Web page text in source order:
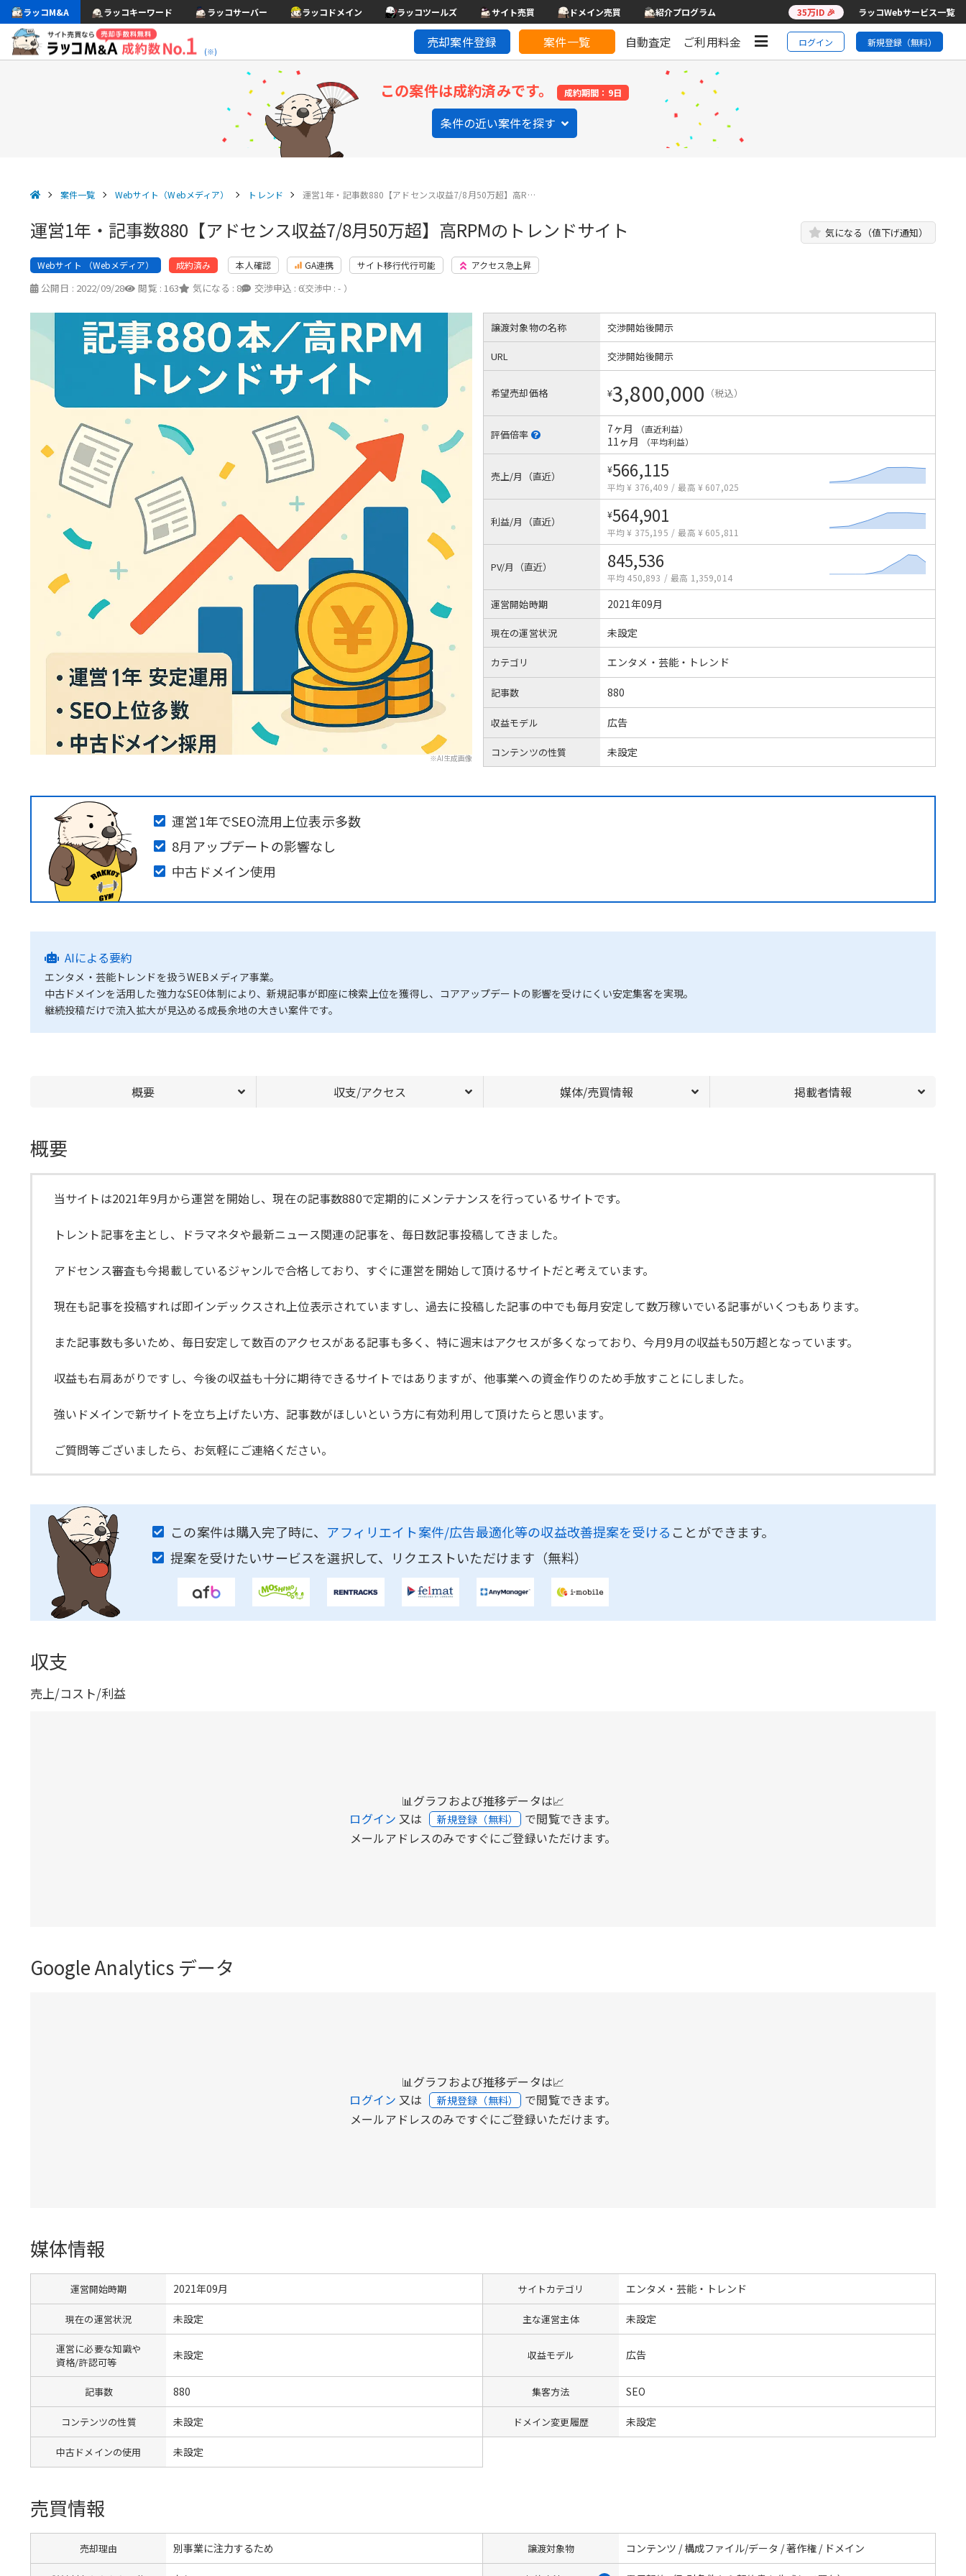
ラッコM&A ラッコキーワード ラッコサーバー ラッコドメイン ラッコツールズ サイト売買 ドメイン売買 紹介プログラム 35万ID 🎉 ラッコWebサービス一覧
(※)
売却案件登録 案件一覧 自動査定 ご利用料金 ログイン 新規登録（無料）
この案件は成約済みです。 成約期間：9日
条件の近い案件を探す
案件一覧 Webサイト（Webメディア） トレンド 運営1年・記事数880【アドセンス収益7/8月50万超】高R…
運営1年・記事数880【アドセンス収益7/8月50万超】高RPMのトレンドサイト 気になる（値下げ通知）
Webサイト （Webメディア） 成約済み 本人確認 GA連携 サイト移行代行可能 アクセス急上昇
公開日 : 2022/09/28 閲覧 : 163 気になる : 8 交渉申込 : 6
（交渉中 : - ）
※AI生成画像
譲渡対象物の名称 交渉開始後開示
URL 交渉開始後開示
希望売却価格 ¥3,800,000 （税込）
評価倍率 7ヶ月 （直近利益）
11ヶ月 （平均利益）
売上/月（直近）
¥566,115
平均 ¥ 376,409 / 最高 ¥ 607,025
利益/月（直近）
¥564,901
平均 ¥ 375,195 / 最高 ¥ 605,811
PV/月（直近） 845,536
平均 450,893 / 最高 1,359,014
運営開始時期 2021年09月
現在の運営状況 未設定
カテゴリ エンタメ・芸能・トレンド
記事数 880
収益モデル 広告
コンテンツの性質 未設定
運営1年でSEO流用上位表示多数
8月アップデートの影響なし
中古ドメイン使用
AIによる要約
エンタメ・芸能トレンドを扱うWEBメディア事業。
中古ドメインを活用した強力なSEO体制により、新規記事が即座に検索上位を獲得し、コアアップデートの影響を受けにくい安定集客を実現。
継続投稿だけで流入拡大が見込める成長余地の大きい案件です。
概要 収支/アクセス 媒体/売買情報 掲載者情報
概要
当サイトは2021年9月から運営を開始し、現在の記事数880で定期的にメンテナンスを行っているサイトです。
トレント記事を主とし、ドラマネタや最新ニュース関連の記事を、毎日数記事投稿してきました。
アドセンス審査も今掲載しているジャンルで合格しており、すぐに運営を開始して頂けるサイトだと考えています。
現在も記事を投稿すれば即インデックスされ上位表示されていますし、過去に投稿した記事の中でも毎月安定して数万稼いでいる記事がいくつもあります。
また記事数も多いため、毎日安定して数百のアクセスがある記事も多く、特に週末はアクセスが多くなっており、今月9月の収益も50万超となっています。
収益も右肩あがりですし、今後の収益も十分に期待できるサイトではありますが、他事業への資金作りのため手放すことにしました。
強いドメインで新サイトを立ち上げたい方、記事数がほしいという方に有効利用して頂けたらと思います。
ご質問等ございましたら、お気軽にご連絡ください。
この案件は購入完了時に、 アフィリエイト案件/広告最適化等の収益改善提案を受ける ことができます。
提案を受けたいサービスを選択して、リクエストいただけます（無料）
収支
売上/コスト/利益
📊グラフおよび推移データは📈
ログイン 又は 新規登録（無料） で閲覧できます。
メールアドレスのみですぐにご登録いただけます。
Google Analytics データ
📊グラフおよび推移データは📈
ログイン 又は 新規登録（無料） で閲覧できます。
メールアドレスのみですぐにご登録いただけます。
媒体情報
運営開始時期 2021年09月 サイトカテゴリ エンタメ・芸能・トレンド
現在の運営状況 未設定 主な運営主体 未設定
運営に必要な知識や
資格/許認可等
未設定 収益モデル 広告
記事数 880 集客方法 SEO
コンテンツの性質 未設定 ドメイン変更履歴 未設定
中古ドメインの使用 未設定
売買情報
売却理由 別事業に注力するため 譲渡対象物 コンテンツ / 構成ファイル/データ / 著作権 / ドメイン